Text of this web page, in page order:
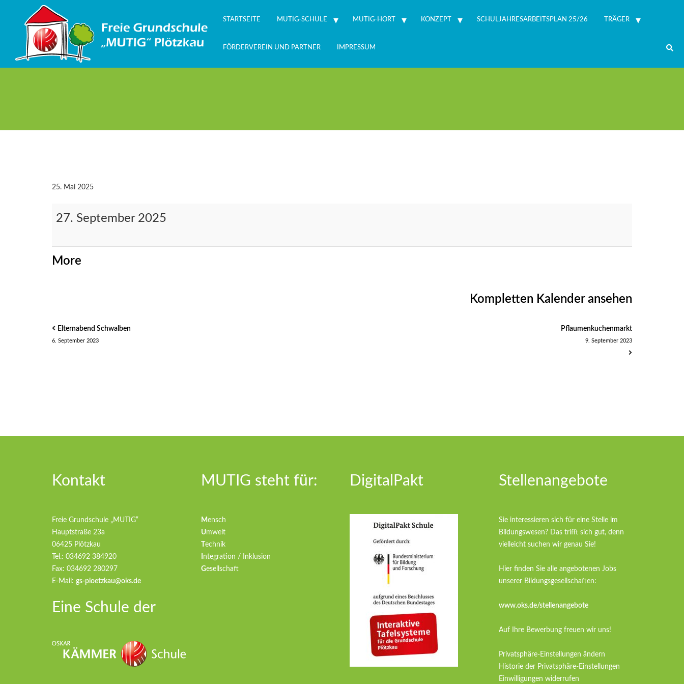
STARTSEITE MUTIG-SCHULE MUTIG-HORT KONZEPT SCHULJAHRESARBEITSPLAN 25/26 TRÄGER
FÖRDERVEREIN UND PARTNER IMPRESSUM
25. Mai 2025
der
Tür
27. September 2025
More
Kompletten Kalender ansehen
Elternabend Schwalben
6. September 2023
Pflaumenkuchenmarkt
9. September 2023
Kontakt
Freie Grundschule „MUTIG“
Hauptstraße 23a
06425 Plötzkau
Tel.: 034692 384920
Fax: 034692 280297
E-Mail: gs-ploetzkau@oks.de
Eine Schule der
MUTIG steht für:
Mensch
Umwelt
echnik
ntegration / Inklusion
Gesellschaft
DigitalPakt Stellenangebote
Sie interessieren sich für eine Stelle im
Bildungswesen? Das trifft sich gut, denn
vielleicht suchen wir genau Sie!
Hier finden Sie alle angebotenen Jobs
unserer Bildungsgesellschaften:
www.oks.de/stellenangebote
Auf Ihre Bewerbung freuen wir uns!
Privatsphäre-Einstellungen ändern
Historie der Privatsphäre-Einstellungen
Einwilligungen widerrufen